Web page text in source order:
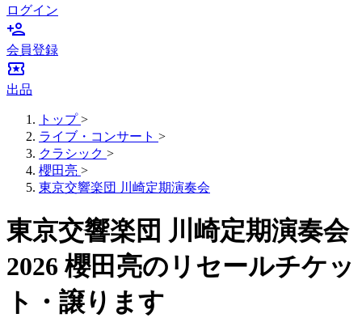
ログイン
person_add
会員登録
local_activity
出品
トップ >
ライブ・コンサート >
クラシック >
櫻田亮 >
東京交響楽団 川崎定期演奏会
東京交響楽団 川崎定期演奏会
2026 櫻田亮のリセールチケッ
ト・譲ります